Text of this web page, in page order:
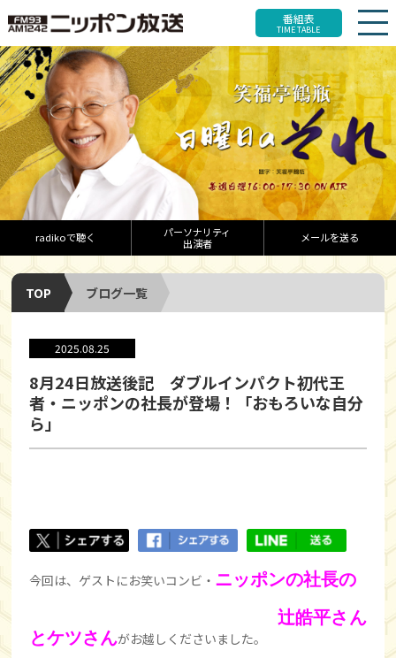
番組表
TIME TABLE
radikoで聴く
パーソナリティ
出演者
メールを送る
TOP ブログ一覧
2025.08.25
8月24日放送後記 ダブルインパクト初代王
者・ニッポンの社長が登場！「おもろいな自分
ら」
今回は、ゲストにお笑いコンビ・ ニッポンの社長の
辻皓平さん
とケツさんがお越しくださいました。